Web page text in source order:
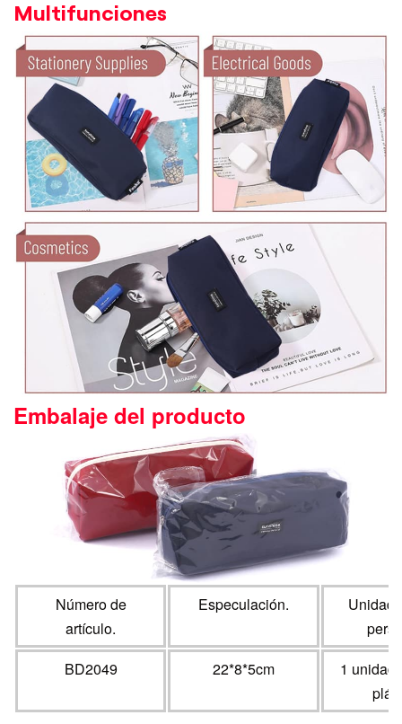
Multifunciones
Embalaje del producto
Número de
artículo.
Especulación.
Unidad
BD2049
22*8*5cm
1